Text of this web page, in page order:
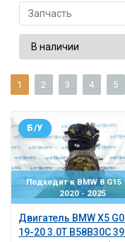
1 2 3 4 5
Подходит к BMW 8 G15
2020 - 2025
Двигатель BMW X5
19-20 3.0T B58B30C
Б/У